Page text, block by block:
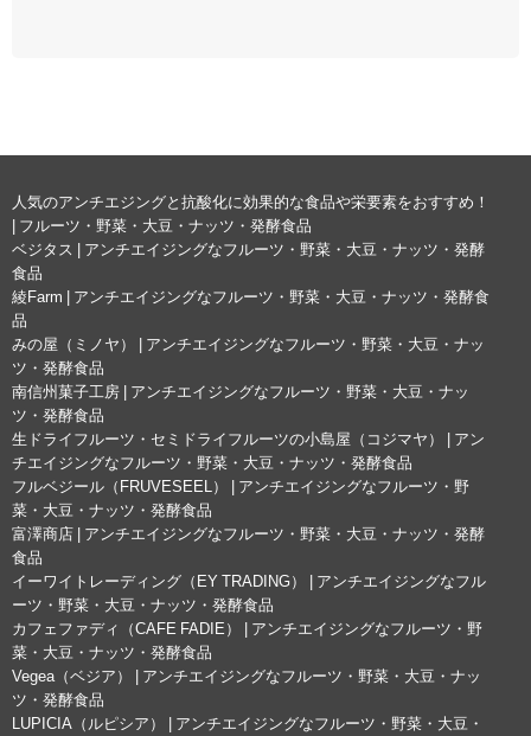
人気のアンチエジングと抗酸化に効果的な食品や栄要素をおすすめ！
| フルーツ・野菜・大豆・ナッツ・発酵食品
ベジタス | アンチエイジングなフルーツ・野菜・大豆・ナッツ・発酵
食品
綾Farm | アンチエイジングなフルーツ・野菜・大豆・ナッツ・発酵食
品
みの屋（ミノヤ） | アンチエイジングなフルーツ・野菜・大豆・ナッ
ツ・発酵食品
南信州菓子工房 | アンチエイジングなフルーツ・野菜・大豆・ナッ
ツ・発酵食品
生ドライフルーツ・セミドライフルーツの小島屋（コジマヤ） | アン
チエイジングなフルーツ・野菜・大豆・ナッツ・発酵食品
フルベジール（FRUVESEEL） | アンチエイジングなフルーツ・野
菜・大豆・ナッツ・発酵食品
富澤商店 | アンチエイジングなフルーツ・野菜・大豆・ナッツ・発酵
食品
イーワイトレーディング（EY TRADING） | アンチエイジングなフル
ーツ・野菜・大豆・ナッツ・発酵食品
カフェファディ（CAFE FADIE） | アンチエイジングなフルーツ・野
菜・大豆・ナッツ・発酵食品
Vegea（ベジア） | アンチエイジングなフルーツ・野菜・大豆・ナッ
ツ・発酵食品
LUPICIA（ルピシア） | アンチエイジングなフルーツ・野菜・大豆・